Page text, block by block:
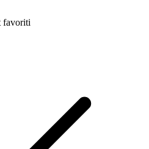
favoriti